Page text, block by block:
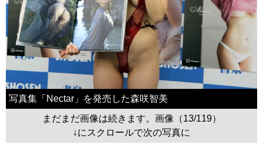
写真集「Nectar」を発売した森咲智美
まだまだ画像は続きます。画像（13/119）
↓にスクロールで次の写真に